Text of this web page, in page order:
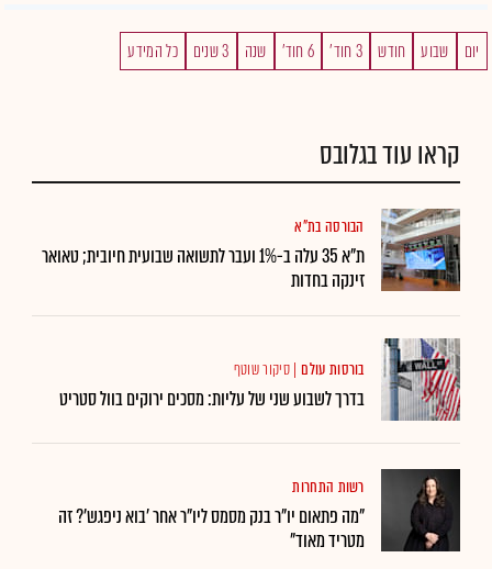
יום שבוע חודש 3 חוד' 6 חוד' שנה 3 שנים כל המידע
קראו עוד בגלובס
הבורסה בת"א
ת"א 35 עלה ב-1% ועבר לתשואה שבועית חיובית; טאואר
זינקה בחדות
בורסות עולם |סיקור שוטף
בדרך לשבוע שני של עליות: מסכים ירוקים בוול סטריט
רשות התחרות
"מה פתאום יו"ר בנק מסמס ליו"ר אחר 'בוא ניפגש'? זה
מטריד מאוד"